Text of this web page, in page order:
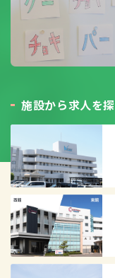
施設から求人を探